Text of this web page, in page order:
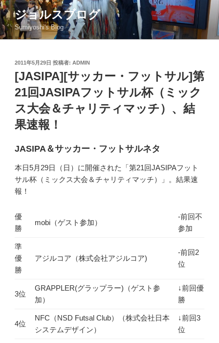
コ
ン
テ
ン
ジョルスブログ
Sumiyoshi's Blog
投
稿
日:
2011年5月29日 投稿者: ADMIN
[JASIPA][サッカー・フットサル]第
21回JASIPAフットサル杯（ミック
ス大会＆チャリティマッチ）、結
果速報！
JASIPA＆サッカー・フットサルネタ
本日5月29日（日）に開催された「第21回JASIPAフット
サル杯（ミックス大会＆チャリティマッチ）」。結果速
報！
優
勝
mobi（ゲスト参加）
-前回不
参加
準
優
勝
アジルコア（株式会社アジルコア)
-前回2
位
3位
GRAPPLER(グラップラー)（ゲスト参
加）
↓前回優
勝
4位
NFC（NSD Futsal Club）（株式会社日本
システムデザイン）
↓前回3
位